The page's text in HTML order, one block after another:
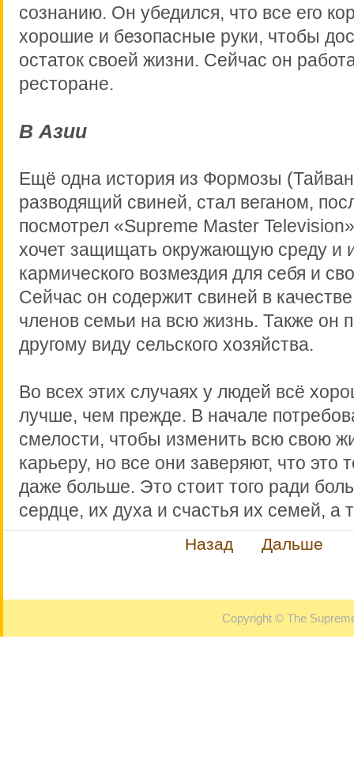
сознанию. Он убедился, что все его
хорошие и безопасные руки, чтобы
остаток своей жизни. Сейчас он
ресторане.
В Азии
Ещё одна история из Формозы
разводящий свиней, стал веганом,
посмотрел «Supreme Master
хочет защищать окружающую среду и
кармического возмездия для себя и
Сейчас он содержит свиней в
членов семьи на всю жизнь. Также он
другому виду сельского хозяйства.
Во всех этих случаях у людей всё
лучше, чем прежде. В начале
смелости, чтобы изменить всю свою
карьеру, но все они заверяют, что это
даже больше. Это стоит того ради
сердце, их духа и счастья их семей, а
Назад Дальше
Copyright © The